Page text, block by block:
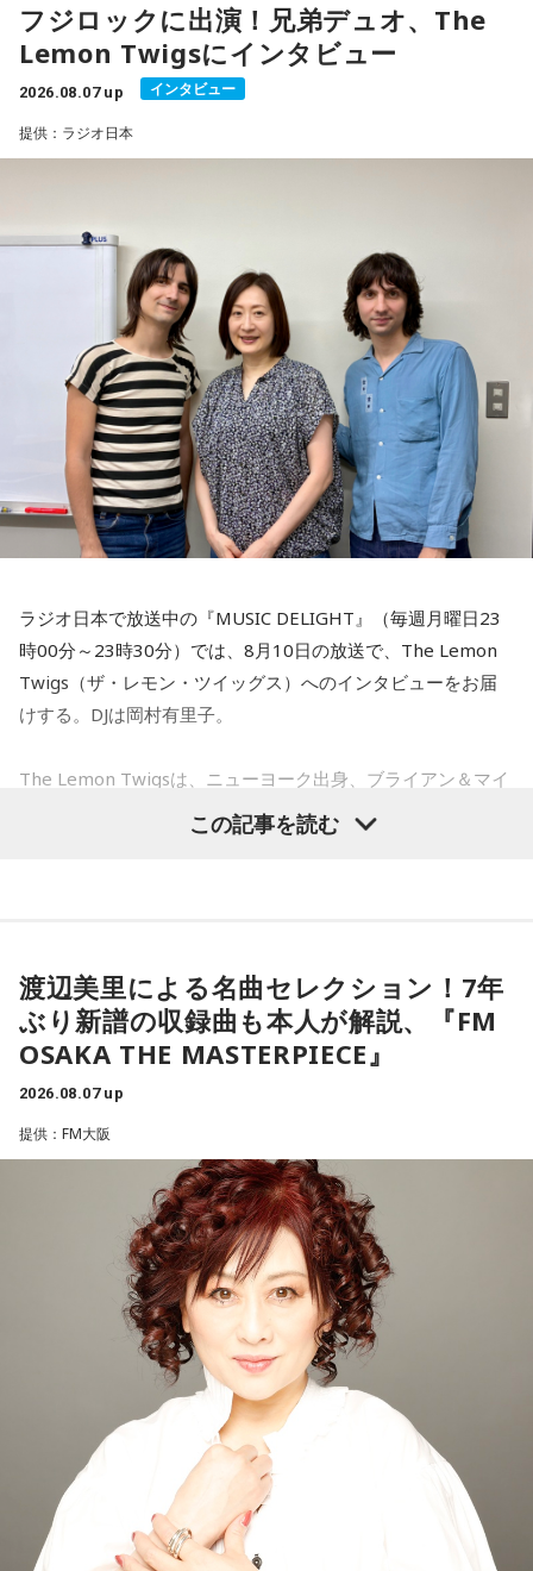
フジロックに出演！兄弟デュオ、The
Lemon Twigsにインタビュー
2026.08.07 up インタビュー
提供：ラジオ日本
ラジオ日本で放送中の『MUSIC DELIGHT』（毎週月曜日23
時00分～23時30分）では、8月10日の放送で、The Lemon
Twigs（ザ・レモン・ツイッグス）へのインタビューをお届
けする。DJは岡村有里子。
The Lemon Twigsは、ニューヨーク出身、ブライアン＆マイ
ケル・ダダリオによる兄弟デュオ。2016年にアルバム『Do
Hollywood』で鮮烈なデビューを果たし、60〜70年代ポップ
For Your Mind!』を発表し、FUJI ROCK FESTIVAL ’26に出
演。新作からの楽曲も多数披露し、満員のレッドマーキーを
沸かせた。
番組では、9年ぶりの出演となったフジロックの話をはじめ、
最新作や楽曲制作、お互いのミュージシャンとしての魅力に
ついて伺う。
この記事を読む
渡辺美里による名曲セレクション！7年
ぶり新譜の収録曲も本人が解説、『FM
OSAKA THE MASTERPIECE』
2026.08.07 up
提供：FM大阪